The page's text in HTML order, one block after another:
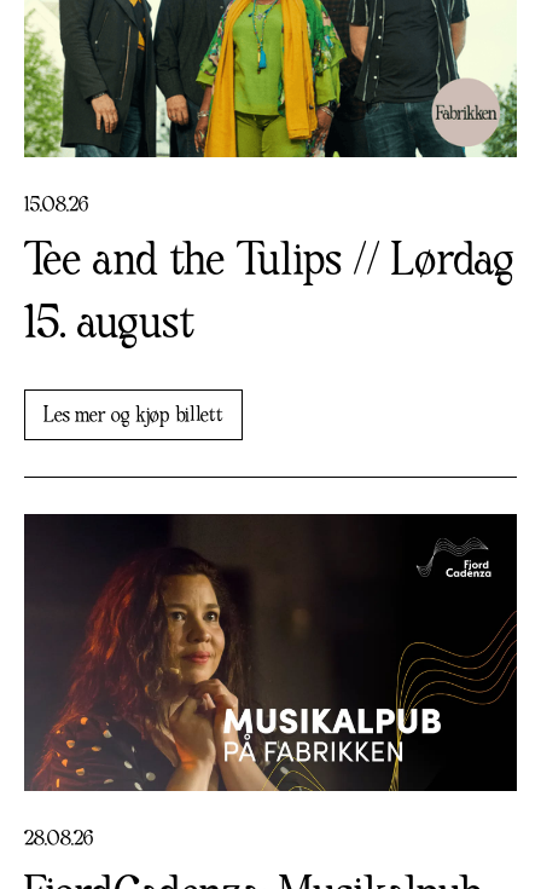
15.08.26
Tee and the Tulips // Lørdag
15. august
Les mer og kjøp billett
28.08.26